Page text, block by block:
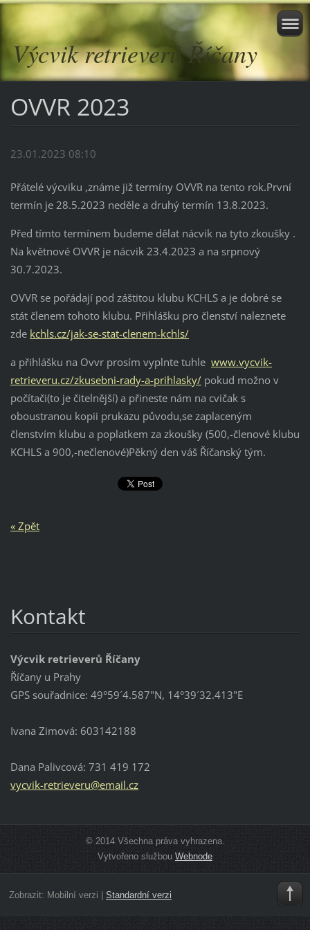
Výcvik retrieverů Říčany
OVVR 2023
23.01.2023 08:10
Přátelé výcviku ,známe již termíny OVVR na tento rok.První
termín je 28.5.2023 neděle a druhý termín 13.8.2023.
Před tímto termínem budeme dělat nácvik na tyto zkoušky .
Na květnové OVVR je nácvik 23.4.2023 a na srpnový
30.7.2023.
OVVR se pořádají pod záštitou klubu KCHLS a je dobré se
stát členem tohoto klubu. Přihlášku pro členství naleznete
zde kchls.cz/jak-se-stat-clenem-kchls/
a přihlášku na Ovvr prosím vyplnte tuhle www.vycvik-
retrieveru.cz/zkusebni-rady-a-prihlasky/pokud možno v
počítači(to je čitelnější) a přineste nám na cvičak s
oboustranou kopii prukazu původu,se zaplaceným
členstvím klubu a poplatkem za zkoušky (500,-členové klubu
KCHLS a 900,-nečlenové)Pěkný den váš Říčanský tým.
« Zpět
Kontakt
Výcvik retrieverů Říčany
Říčany u Prahy
GPS souřadnice: 49°59´4.587"N, 14°39´32.413"E
Ivana Zimová: 603142188
Dana Palivcová: 731 419 172
vycvik-retrieveru@email.cz
© 2014 Všechna práva vyhrazena.
Vytvořeno službou Webnode
Zobrazit: Mobilní verzi Standardní verzi